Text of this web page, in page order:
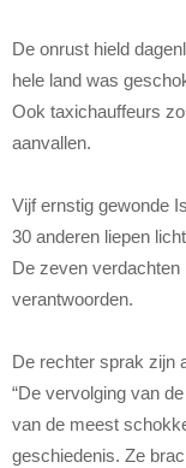
De onrust hield
hele land was
Ook taxichauffeurs
aanvallen.
Vijf ernstig gewonde
30 anderen liepen
De zeven
verantwoorden.
De rechter sprak zijn
“De vervolging van
van de meest
geschiedenis. Ze